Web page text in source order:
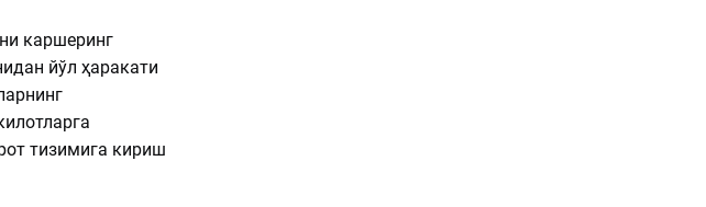
каршеринг
йўл ҳаракати
тизимига кириш